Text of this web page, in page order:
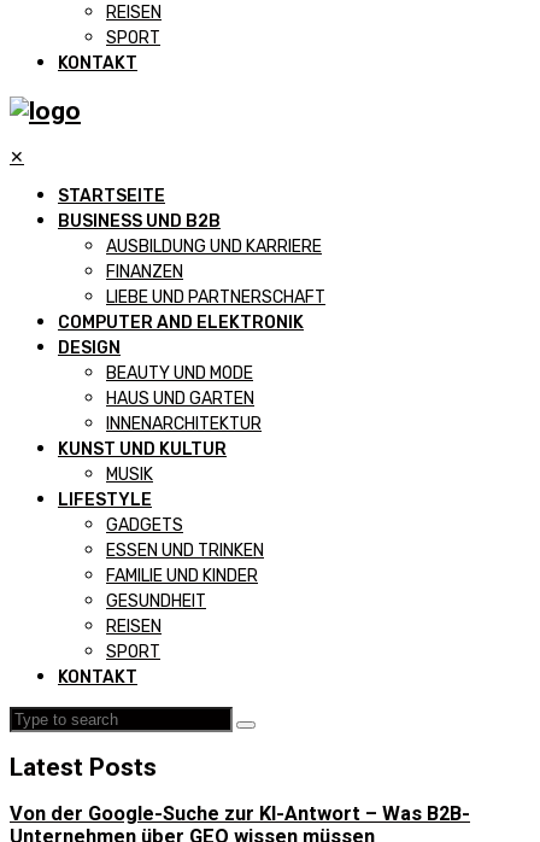
REISEN
SPORT
KONTAKT
✕
STARTSEITE
BUSINESS UND B2B
AUSBILDUNG UND KARRIERE
FINANZEN
LIEBE UND PARTNERSCHAFT
COMPUTER AND ELEKTRONIK
DESIGN
BEAUTY UND MODE
HAUS UND GARTEN
INNENARCHITEKTUR
KUNST UND KULTUR
MUSIK
LIFESTYLE
GADGETS
ESSEN UND TRINKEN
FAMILIE UND KINDER
GESUNDHEIT
REISEN
SPORT
KONTAKT
Latest Posts
Von der Google-Suche zur KI-Antwort – Was B2B-
Unternehmen über GEO wissen müssen